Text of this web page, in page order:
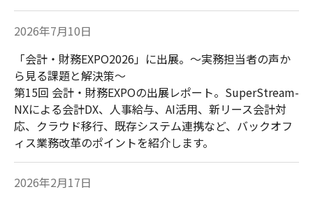
2026年7月10日
「会計・財務EXPO2026」に出展。～実務担当者の声か
ら見る課題と解決策～
第15回 会計・財務EXPOの出展レポート。SuperStream-
NXによる会計DX、人事給与、AI活用、新リース会計対
応、クラウド移行、既存システム連携など、バックオフ
ィス業務改革のポイントを紹介します。
2026年2月17日